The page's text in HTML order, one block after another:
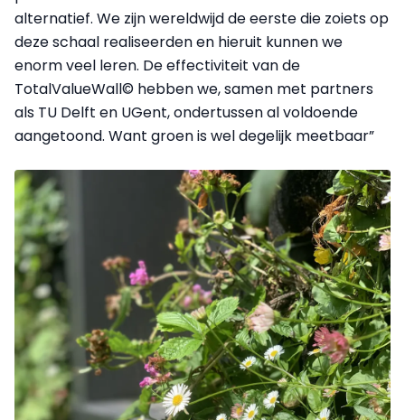
alternatief. We zijn wereldwijd de eerste die zoiets op
deze schaal realiseerden en hieruit kunnen we
enorm veel leren. De effectiviteit van de
TotalValueWall© hebben we, samen met partners
als TU Delft en UGent, ondertussen al voldoende
aangetoond. Want groen is wel degelijk meetbaar”